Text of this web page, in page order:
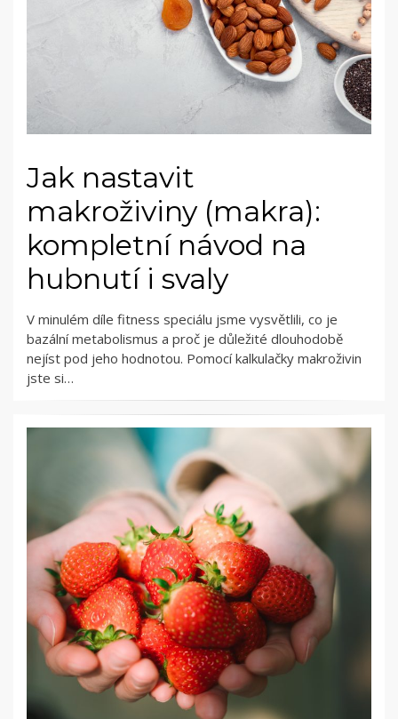
Jak nastavit
makroživiny (makra):
kompletní návod na
hubnutí i svaly
V minulém díle fitness speciálu jsme vysvětlili, co je
bazální metabolismus a proč je důležité dlouhodobě
nejíst pod jeho hodnotou. Pomocí kalkulačky makroživin
jste si…